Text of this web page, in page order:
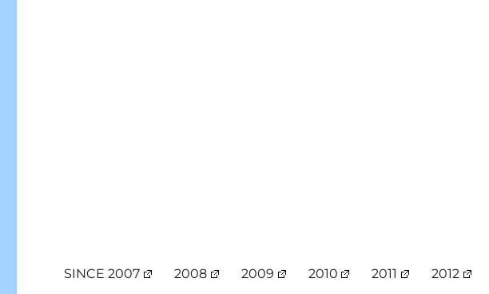
SINCE 2007 2008 2009 2010 2011 2012